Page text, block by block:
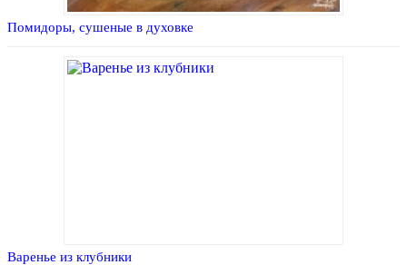
Помидоры, сушеные в духовке
Варенье из клубники